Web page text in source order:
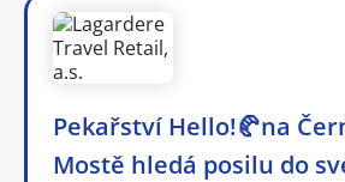
Pekařství Hello!🥐na
Mostě hledá posilu do